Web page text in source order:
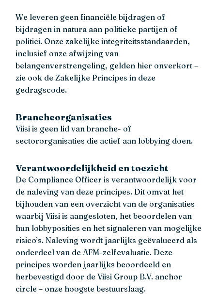
We leveren geen financiële bijdragen of
bijdragen in natura aan politieke partijen of
politici. Onze zakelijke integriteitsstandaarden,
inclusief onze afwijzing van
belangenverstrengeling, gelden hier onverkort –
zie ook de Zakelijke Principes in deze
gedragscode.
Brancheorganisaties
Viisi is geen lid van branche- of
sectororganisaties die actief aan lobbying doen.
Verantwoordelijkheid en toezicht
De Compliance Officer is verantwoordelijk voor
de naleving van deze principes. Dit omvat het
bijhouden van een overzicht van de organisaties
waarbij Viisi is aangesloten, het beoordelen van
hun lobbyposities en het signaleren van mogelijke
risico’s. Naleving wordt jaarlijks geëvalueerd als
onderdeel van de AFM-zelfevaluatie. Deze
principes worden jaarlijks beoordeeld en
herbevestigd door de Viisi Group B.V. anchor
circle – onze hoogste bestuurslaag.